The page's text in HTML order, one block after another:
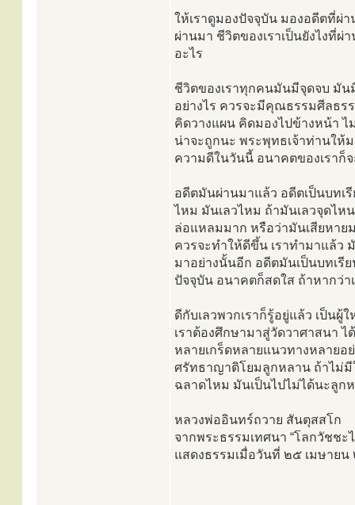
ให้เราดูมองปัจจุบัน มองอดีตที่ผ่
ผ่านมา ชีวิตของเราเป็นยังไงที่
อะไร
ชีวิตของเราทุกคนมันมีจุดจบ มัน
อย่างไร ควรจะมีคุณธรรมศีลธร
คิดวางแผน คิดมองไปข้างหน้า
น่าจะถูกนะ พระพุทธเจ้าท่านให้
ความดีในวันนี้ อนาคตของเราก็
อดีตมันผ่านมาแล้ว อดีตเป็นบทเ
ไหม มันเลวไหม ถ้ามันเลวจุดไห
ล่อแหลมมาก หรือว่ามันเสียหาย
ควรจะทำให้ดีขึ้น เราทำมาแล้ว
มาอย่างนั้นอีก อดีตมันเป็นบทเรี
ปัจจุบัน อนาคตก็สดใส ถ้าหากว่า
ดีกับเลวพวกเราก็รู้อยู่แล้ว เป็น
เราต้องศึกษามาสู่วัดวาศาสนา
หลายเกร็ดหลายแนวทางหลายอ
ศรัทธาญาติโยมลูกหลาน ถ้าไม่มี
ฉลาดไหม มันเป็นไปไม่ได้นะลูก
หลวงพ่ออินทร์ถวาย สันตุสสโก
จากพระธรรมเทศนา “โลกวัชช
แสดงธรรมเมื่อวันที่ ๒๕ เมษาย